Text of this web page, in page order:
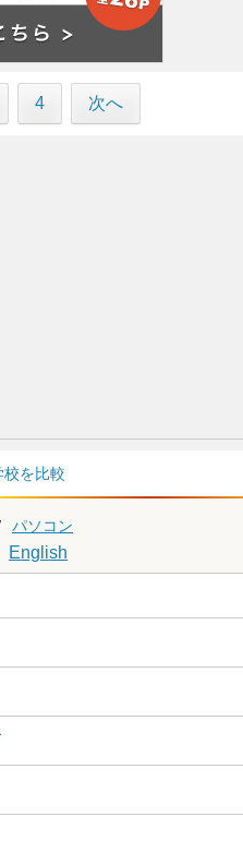
4 次へ
を比較
パソコン
English